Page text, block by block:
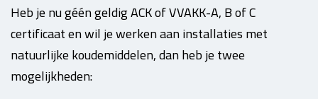
Heb je nu géén geldig ACK of VVAKK-A, B of C
certificaat en wil je werken aan installaties met
natuurlijke koudemiddelen, dan heb je twee
mogelijkheden: